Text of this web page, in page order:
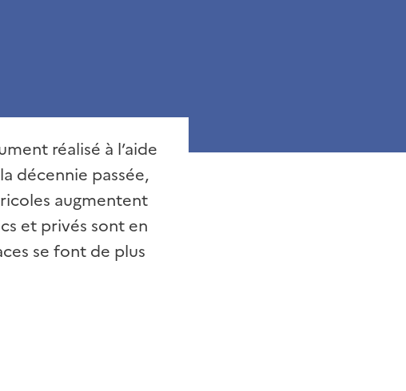
réalisé à l’aide
décennie passée,
augmentent
et privés sont en
se font de plus